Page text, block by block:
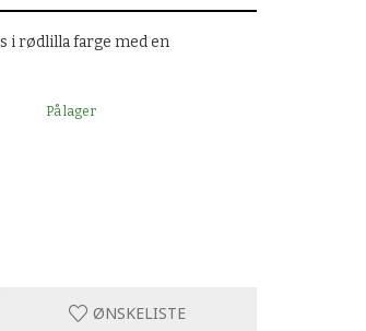
i rødlilla farge med en
På lager
ØNSKELISTE